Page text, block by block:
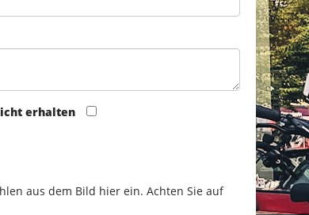
erhalten
aus dem Bild hier ein. Achten Sie auf